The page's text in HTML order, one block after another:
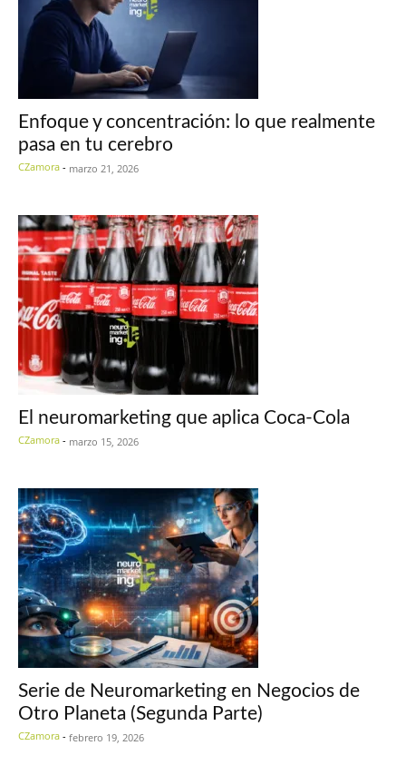
Enfoque y concentración: lo que realmente
pasa en tu cerebro
CZamora - marzo 21, 2026
El neuromarketing que aplica Coca-Cola
CZamora - marzo 15, 2026
Serie de Neuromarketing en Negocios de
Otro Planeta (Segunda Parte)
CZamora - febrero 19, 2026